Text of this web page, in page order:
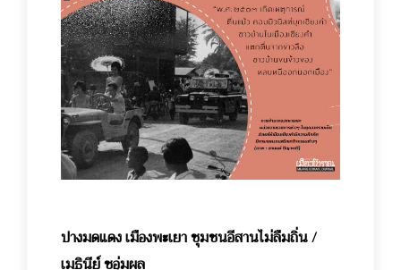
ปางมดแดง เมืองพะเยา ชุมชนอีสานไม่ลืมถิ่น /
เมธินีย์ ชอุ่มผล